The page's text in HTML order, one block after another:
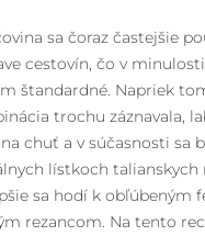
sa čoraz častejšie
cestovín, čo v
štandardné. Napriek
trochu záznavala,
chuť a v súčasnosti sa
lístkoch talianskych
sa hodí k obľúbeným
rezancom. Na tento